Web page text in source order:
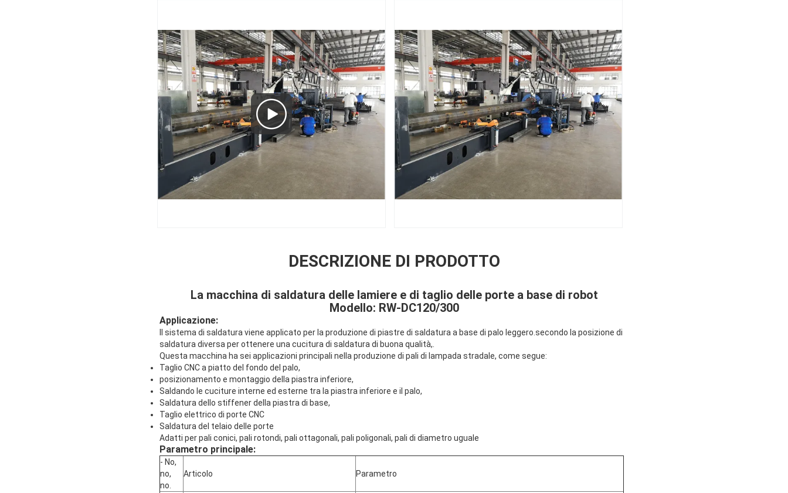
DESCRIZIONE DI PRODOTTO
La macchina di saldatura delle lamiere e di taglio delle porte a base di robot
Modello: RW-DC120/300
Applicazione:
Il sistema di saldatura viene applicato per la produzione di piastre di saldatura a base di palo leggero.secondo la posizione di
saldatura diversa per ottenere una cucitura di saldatura di buona qualità,.
Questa macchina ha sei applicazioni principali nella produzione di pali di lampada stradale, come segue:
Taglio CNC a piatto del fondo del palo,
posizionamento e montaggio della piastra inferiore,
Saldando le cuciture interne ed esterne tra la piastra inferiore e il palo,
Saldatura dello stiffener della piastra di base,
Taglio elettrico di porte CNC
Saldatura del telaio delle porte
Adatti per pali conici, pali rotondi, pali ottagonali, pali poligonali, pali di diametro uguale
Parametro principale:
- No,
no,
no.
Articolo Parametro